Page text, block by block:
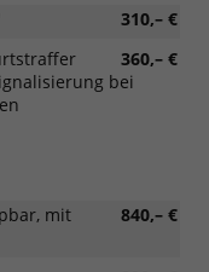
310,– €
360,– €
bei
840,– €
mit